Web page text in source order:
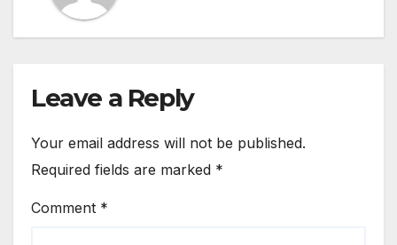
Leave a Reply
Your email address will not be published.
Required fields are marked *
Comment *